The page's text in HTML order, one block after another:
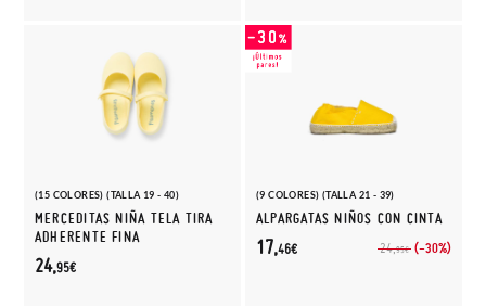
(15 COLORES) (TALLA 19 - 40)
MERCEDITAS NIÑA TELA TIRA
ADHERENTE FINA
24,95€
(9 COLORES) (TALLA 21 - 39)
ALPARGATAS NIÑOS CON CINTA
24,95€ (-30%)
17,46€